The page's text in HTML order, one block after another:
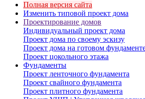
Полная версия сайта
Изменить типовой проект дома
Проектирование домов
Индивидуальный проект дома
Проект дома по своему эскизу
Проект дома на готовом
Проект цокольного этажа
Фундаменты
Проект ленточного фундамента
Проект свайного фундамента
Проект плитного фундамента